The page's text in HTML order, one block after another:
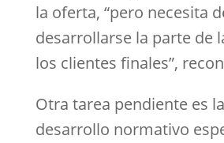
la oferta, “pero necesita
desarrollarse la parte de
los clientes finales”,
Otra tarea pendiente es
desarrollo normativo